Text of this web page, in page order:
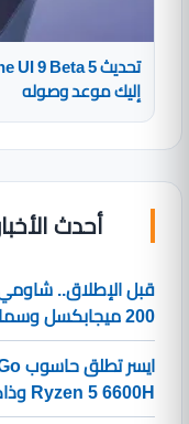
إليك موعد وصوله
أحدث
قبل الإطلاق.. شاومي
200 ميجابكسل وسماعات Bose
Ryzen 5 6600H وذاكرة 16 جيجابايت